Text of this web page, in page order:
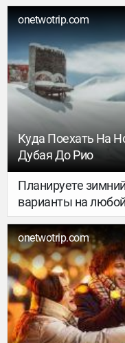
куда российские
Выбирайте!
onetwotrip.com
Куда Поехать На
Дубая До Рио
Планируете
варианты на
недель на море
куда российские
Выбирайте!
onetwotrip.com